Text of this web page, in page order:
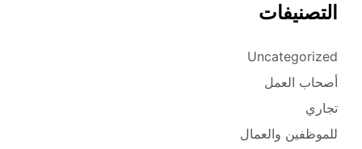
التصنيفات
Uncategorized
أصحاب العمل
تجاري
للموظفين والعمال